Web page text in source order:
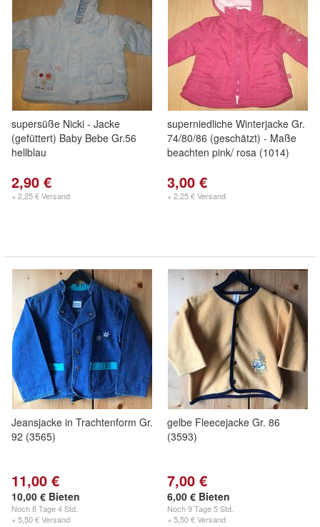
supersüße Nicki - Jacke
(gefüttert) Baby Bebe Gr.56
hellblau
2,90 €
+ 2,25 € Versand
superniedliche Winterjacke Gr.
74/80/86 (geschätzt) - Maße
beachten pink/ rosa (1014)
3,00 €
+ 2,25 € Versand
Jeansjacke in Trachtenform Gr.
92 (3565)
11,00 €
10,00 € Bieten
Noch8 Tage 4 Std.
+ 5,50 € Versand
gelbe Fleecejacke Gr. 86
(3593)
7,00 €
6,00 € Bieten
Noch9 Tage 5 Std.
+ 5,50 € Versand